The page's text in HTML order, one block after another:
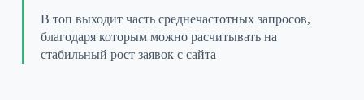
В топ выходит часть среднечастотных запросов,
благодаря которым можно расчитывать на
стабильный рост заявок с сайта